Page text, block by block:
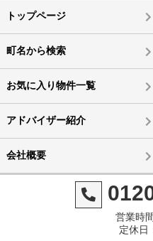
トップページ
町名から検索
お気に入り物件一覧
アドバイザー紹介
会社概要
営業時
定休日